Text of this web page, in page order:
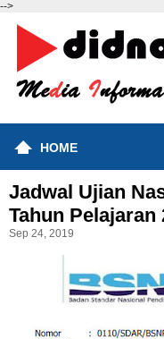
-->
HOME
Jadwal Ujian
Tahun Pelajaran
Sep 24, 2019